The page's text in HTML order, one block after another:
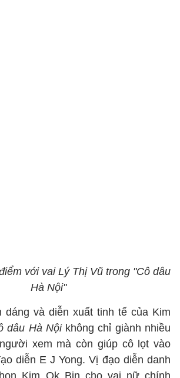
với vai Lý Thị Vũ trong "Cô dâu
Hà Nội"
dáng và diễn xuất tinh tế của Kim
dâu Hà Nộikhông chỉ giành nhiều
xem mà còn giúp cô lọt vào
diễn E J Yong. Vị đạo diễn danh
Kim Ok Bin cho vai nữ chính